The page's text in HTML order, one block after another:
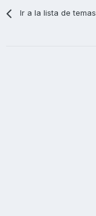
Ir a la lista de temas